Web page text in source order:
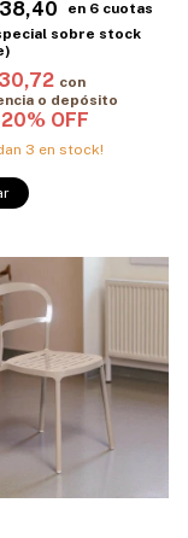
con
o depósito
3 en stock!